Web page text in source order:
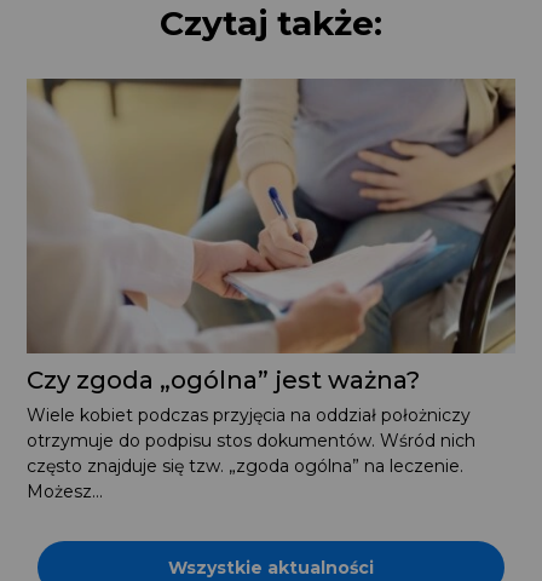
Czytaj także:
Czy zgoda „ogólna” jest ważna?
Wiele kobiet podczas przyjęcia na oddział położniczy
otrzymuje do podpisu stos dokumentów. Wśród nich
często znajduje się tzw. „zgoda ogólna” na leczenie.
Możesz...
Wszystkie aktualności